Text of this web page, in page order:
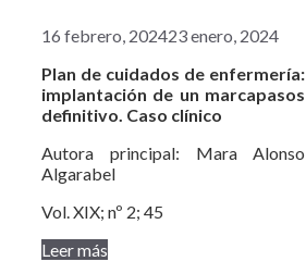
16 febrero, 202423 enero, 2024
Plan de cuidados de enfermería:
implantación de un marcapasos
definitivo. Caso clínico
Autora principal: Mara Alonso
Algarabel
Vol. XIX; nº 2; 45
Leer más